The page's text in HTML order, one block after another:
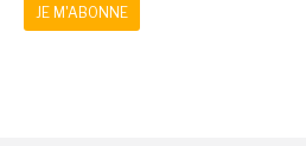
JE M'ABONNE